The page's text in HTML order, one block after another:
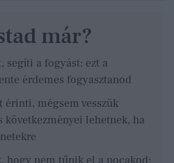
már?
segíti a fogyást: ezt a
érdemes fogyasztanod
érinti, mégsem vesszük
lehetnek, ha
hogy nem tűnik el a pocakod: